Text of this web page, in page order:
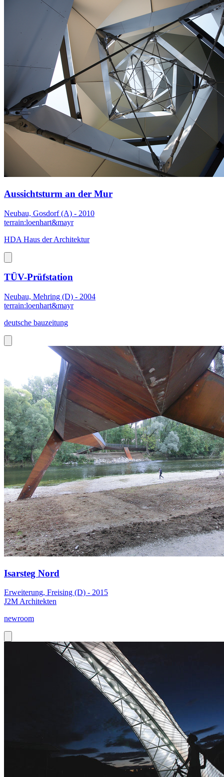
Aussichtsturm an der Mur
Neubau, Gosdorf (A) - 2010
terrain:loenhart&mayr
HDA Haus der Architektur
TÜV-Prüfstation
Neubau, Mehring (D) - 2004
terrain:loenhart&mayr
deutsche bauzeitung
Isarsteg Nord
Erweiterung, Freising (D) - 2015
J2M Architekten
newroom